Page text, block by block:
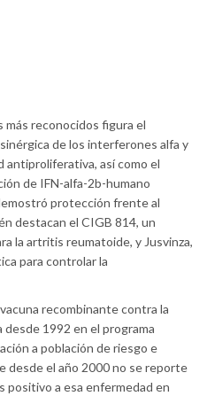
reconocidos figura el
de los interferones alfa y
antiproliferativa, así como el
de IFN-alfa-2b-humano
protección frente al
destacan el CIGB 814, un
la artritis reumatoide, y Jusvinza,
para controlar la
recombinante contra la
desde 1992 en el programa
a población de riesgo e
desde el año 2000 no se reporte
positivo a esa enfermedad en